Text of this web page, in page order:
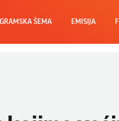
ŠEMA EMISIJA